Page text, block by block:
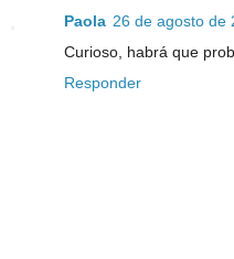
Paola 26 de agosto de
Curioso, habrá que
Responder